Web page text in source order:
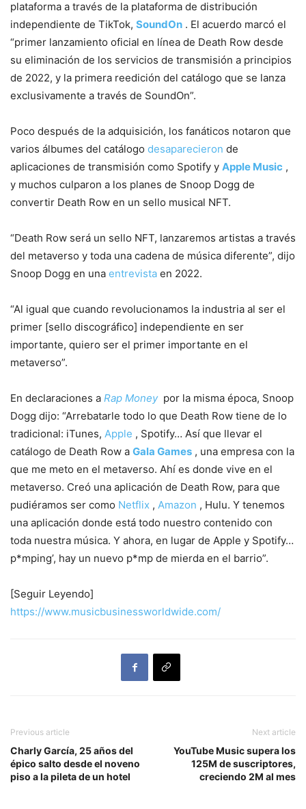
plataforma a través de la plataforma de distribución
independiente de TikTok, SoundOn . El acuerdo marcó el
“primer lanzamiento oficial en línea de Death Row desde
su eliminación de los servicios de transmisión a principios
de 2022, y la primera reedición del catálogo que se lanza
exclusivamente a través de SoundOn”.
Poco después de la adquisición, los fanáticos notaron que
varios álbumes del catálogo desaparecieron de
aplicaciones de transmisión como Spotify y Apple Music ,
y muchos culparon a los planes de Snoop Dogg de
convertir Death Row en un sello musical NFT.
“Death Row será un sello NFT, lanzaremos artistas a través
del metaverso y toda una cadena de música diferente”, dijo
Snoop Dogg en una entrevista en 2022.
“Al igual que cuando revolucionamos la industria al ser el
primer [sello discográfico] independiente en ser
importante, quiero ser el primer importante en el
metaverso”.
En declaraciones a Rap Moneypor la misma época, Snoop
Dogg dijo: “Arrebatarle todo lo que Death Row tiene de lo
tradicional: iTunes, Apple , Spotify… Así que llevar el
catálogo de Death Row a Gala Games , una empresa con la
que me meto en el metaverso. Ahí es donde vive en el
metaverso. Creó una aplicación de Death Row, para que
pudiéramos ser como Netflix , Amazon , Hulu. Y tenemos
una aplicación donde está todo nuestro contenido con
toda nuestra música. Y ahora, en lugar de Apple y Spotify…
p*mping’, hay un nuevo p*mp de mierda en el barrio”.
[Seguir Leyendo]
https://www.musicbusinessworldwide.com/
Previous article
Charly García, 25 años del
épico salto desde el noveno
piso a la pileta de un hotel
Next article
YouTube Music supera los
125M de suscriptores,
creciendo 2M al mes